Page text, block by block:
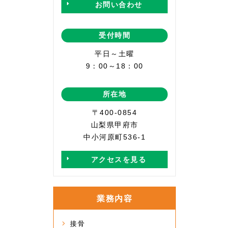
お問い合わせ
受付時間
平日～土曜
9：00～18：00
所在地
〒400-0854
山梨県甲府市
中小河原町536-1
アクセスを見る
業務内容
接骨